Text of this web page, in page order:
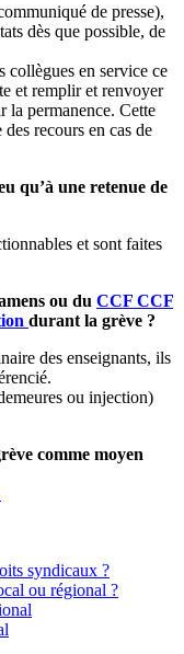
de presse),
dès que possible, de
collègues en service ce
et remplir et renvoyer
la permanence. Cette
recours en cas de
qu’à une retenue de
et sont faites
ou du CCF CCF
durant la grève ?
des enseignants, ils
ou injection)
comme moyen
syndicaux ?
ou régional ?